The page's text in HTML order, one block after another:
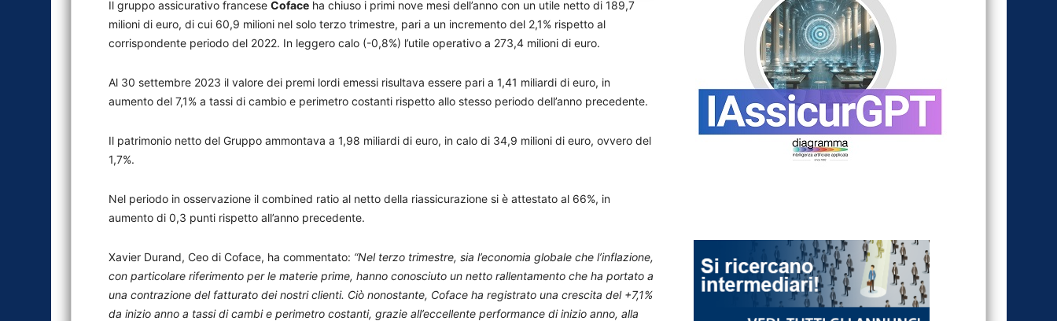
Il gruppo assicurativo francese Coface ha chiuso i primi nove mesi dell’anno con un utile netto di 189,7
milioni di euro, di cui 60,9 milioni nel solo terzo trimestre, pari a un incremento del 2,1% rispetto al
corrispondente periodo del 2022. In leggero calo (-0,8%) l’utile operativo a 273,4 milioni di euro.
Al 30 settembre 2023 il valore dei premi lordi emessi risultava essere pari a 1,41 miliardi di euro, in
aumento del 7,1% a tassi di cambio e perimetro costanti rispetto allo stesso periodo dell’anno precedente.
Il patrimonio netto del Gruppo ammontava a 1,98 miliardi di euro, in calo di 34,9 milioni di euro, ovvero del
1,7%.
Nel periodo in osservazione il combined ratio al netto della riassicurazione si è attestato al 66%, in
aumento di 0,3 punti rispetto all’anno precedente.
Xavier Durand, Ceo di Coface, ha commentato: “Nel terzo trimestre, sia l’economia globale che l’inflazione,
con particolare riferimento per le materie prime, hanno conosciuto un netto rallentamento che ha portato a
una contrazione del fatturato dei nostri clienti. Ciò nonostante, Coface ha registrato una crescita del +7,1%
da inizio anno a tassi di cambi e perimetro costanti, grazie all’eccellente performance di inizio anno, alla